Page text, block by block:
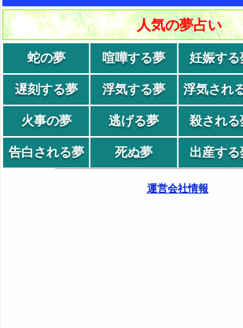
人気の夢占い
蛇の夢 喧嘩する夢 妊娠する
遅刻する夢 浮気する夢 浮気され
火事の夢 逃げる夢 殺される
告白される夢 死ぬ夢 出産する
運営会社情報